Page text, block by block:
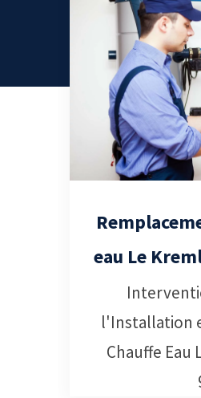
eau Le
l'Installation
Chauffe Eau